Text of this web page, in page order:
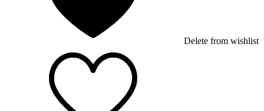
Delete from wishlist